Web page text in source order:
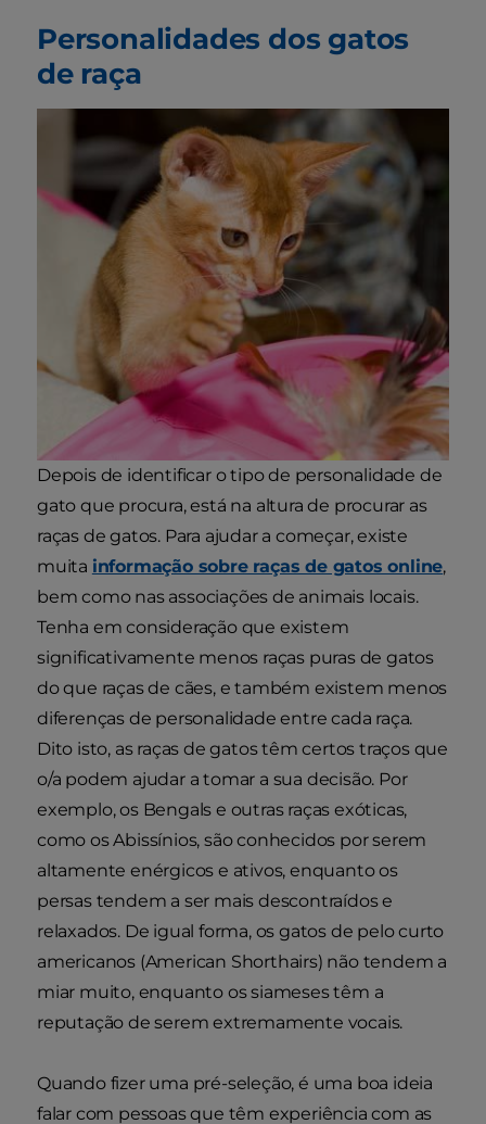
Personalidades dos gatos
de raça
Depois de identificar o tipo de personalidade de
gato que procura, está na altura de procurar as
raças de gatos. Para ajudar a começar, existe
muita informação sobre raças de gatos online,
bem como nas associações de animais locais.
Tenha em consideração que existem
significativamente menos raças puras de gatos
do que raças de cães, e também existem menos
diferenças de personalidade entre cada raça.
Dito isto, as raças de gatos têm certos traços que
o/a podem ajudar a tomar a sua decisão. Por
exemplo, os Bengals e outras raças exóticas,
como os Abissínios, são conhecidos por serem
altamente enérgicos e ativos, enquanto os
persas tendem a ser mais descontraídos e
relaxados. De igual forma, os gatos de pelo curto
americanos (American Shorthairs) não tendem a
miar muito, enquanto os siameses têm a
reputação de serem extremamente vocais.
Quando fizer uma pré-seleção, é uma boa ideia
falar com pessoas que têm experiência com as